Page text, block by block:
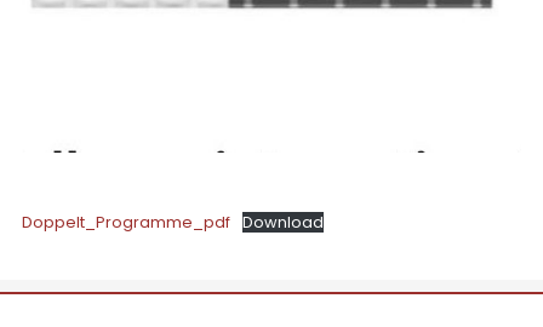
Doppelt_Programme_pdf Download